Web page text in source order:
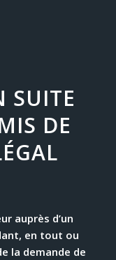
SUITE
DE
auprès d’un
en tout ou
la demande de